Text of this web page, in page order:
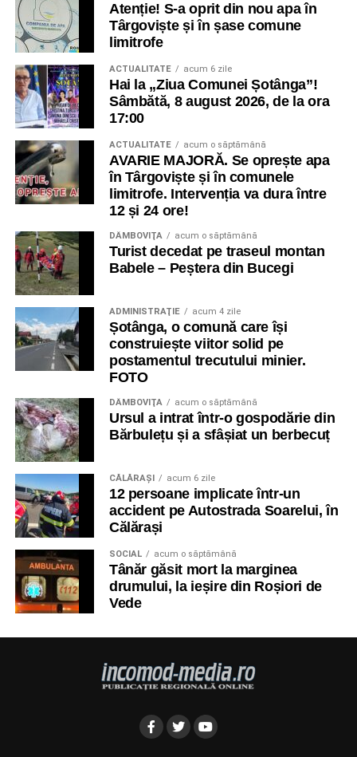
Atenție! S-a oprit din nou apa în
Târgoviște și în șase comune
limitrofe
ACTUALITATE acum 6 zile
Hai la „Ziua Comunei Șotânga”!
Sâmbătă, 8 august 2026, de la ora
17:00
ACTUALITATE acum o săptămână
AVARIE MAJORĂ. Se oprește apa
în Târgoviște și în comunele
limitrofe. Intervenția va dura între
12 și 24 ore!
DÂMBOVIŢA acum o săptămână
Turist decedat pe traseul montan
Babele – Peștera din Bucegi
ADMINISTRAŢIE acum 4 zile
Șotânga, o comună care își
construiește viitor solid pe
postamentul trecutului minier.
FOTO
DÂMBOVIŢA acum o săptămână
Ursul a intrat într-o gospodărie din
Bărbulețu și a sfâșiat un berbecuț
CĂLĂRAŞI acum 6 zile
12 persoane implicate într-un
accident pe Autostrada Soarelui, în
Călărași
SOCIAL acum o săptămână
Tânăr găsit mort la marginea
drumului, la ieșire din Roșiori de
Vede